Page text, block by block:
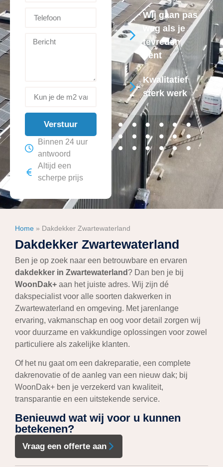
Verstuur
Binnen 24 uur
antwoord
Altijd een
scherpe prijs
Wij gaan pas
weg als je
tevreden
bent
Kwalitatief
sterk werk
Home » Dakdekker Zwartewaterland
Dakdekker Zwartewaterland
Ben je op zoek naar een betrouwbare en ervaren
dakdekker in Zwartewaterland ? Dan ben je bij
WoonDak+ aan het juiste adres. Wij zijn dé
dakspecialist voor alle soorten dakwerken in
Zwartewaterland en omgeving. Met jarenlange
ervaring, vakmanschap en oog voor detail zorgen wij
voor duurzame en vakkundige oplossingen voor zowel
particuliere als zakelijke klanten.
Of het nu gaat om een dakreparatie, een complete
dakrenovatie of de aanleg van een nieuw dak; bij
WoonDak+ ben je verzekerd van kwaliteit,
transparantie en een uitstekende service.
Benieuwd wat wij voor u kunnen
betekenen?
Vraag een offerte aan